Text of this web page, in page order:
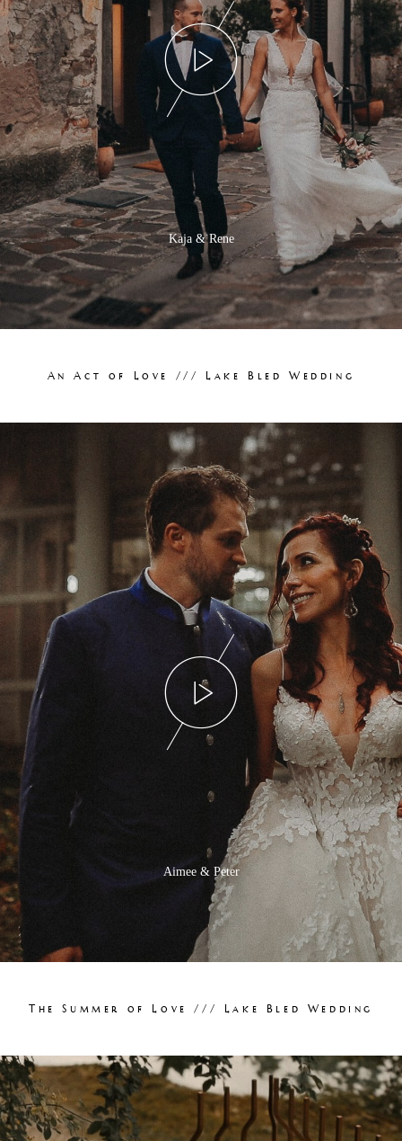
Kaja & Rene
An Act of Love /// Lake Bled Wedding
Aimee & Peter
The Summer of Love /// Lake Bled Wedding